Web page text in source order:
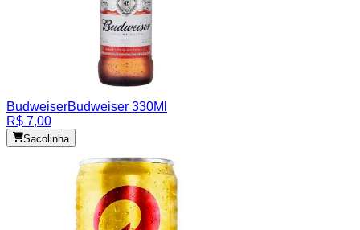
BudweiserBudweiser 330Ml
R$ 7,00
Sacolinha